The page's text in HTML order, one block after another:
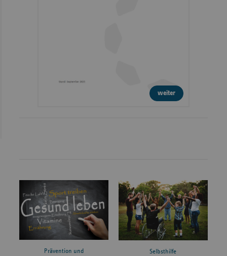
weiter
Prävention und
Selbsthilfe